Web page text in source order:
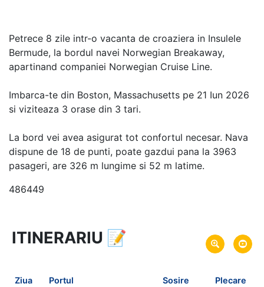
Petrece 8 zile intr-o vacanta de croaziera in Insulele
Bermude, la bordul navei Norwegian Breakaway,
apartinand companiei Norwegian Cruise Line.
Imbarca-te din Boston, Massachusetts pe 21 Iun 2026
si viziteaza 3 orase din 3 tari.
La bord vei avea asigurat tot confortul necesar. Nava
dispune de 18 de punti, poate gazdui pana la 3963
pasageri, are 326 m lungime si 52 m latime.
486449
8 zile vacanta de croaziera in
link oferta
Plecare pe 21 Iun 2026
din Boston, Massachusetts,
ITINERARIU 📝
Ziua Portul Sosire Plecare